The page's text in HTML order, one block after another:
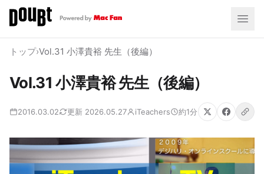
トップ›Vol.31 小澤貴裕 先生（後編）
Vol.31 小澤貴裕 先生（後編）
2016.03.02 更新 2026.05.27 iTeachers 約1分